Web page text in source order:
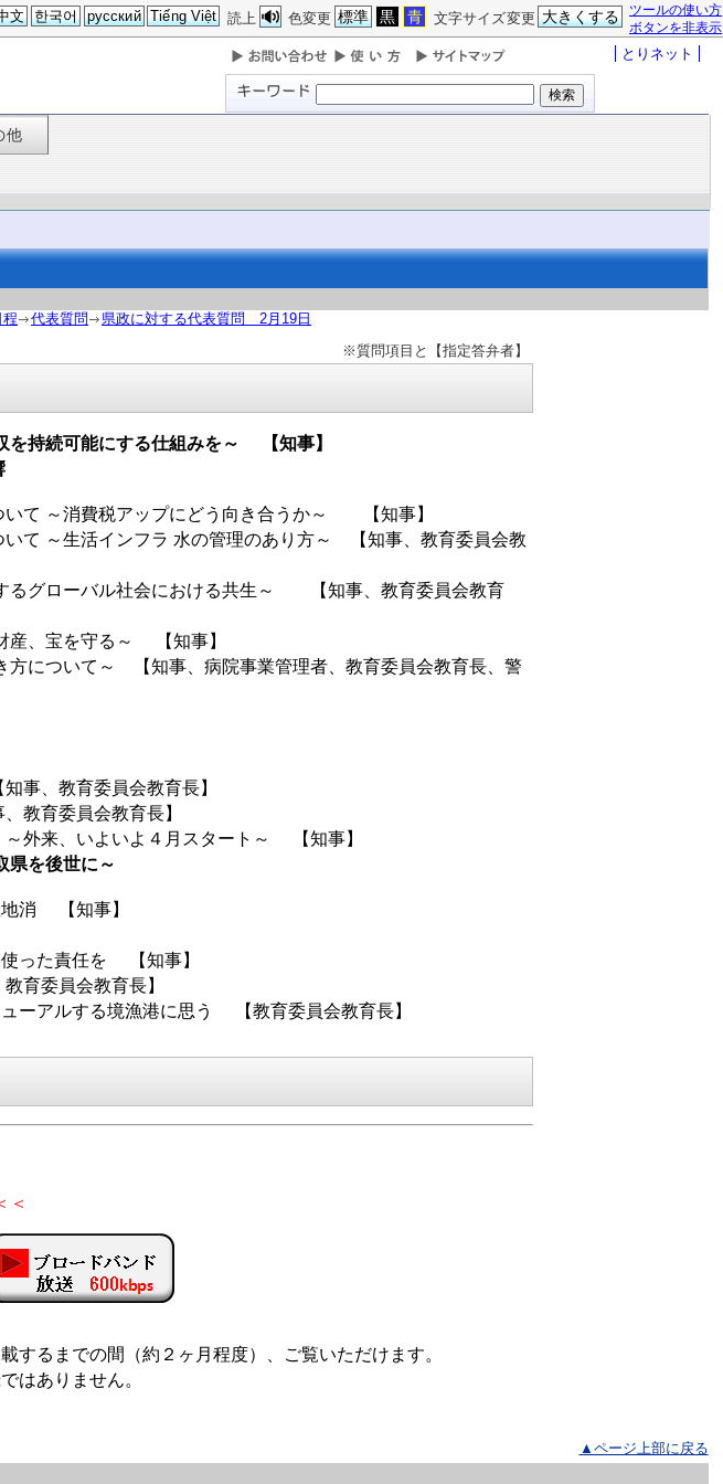
ツールの使い方
ボタンを非表示
文字サイズ変更 大きくする
色変更 標準 黒 青
読上
文 한국어 русский Tiếng Việt
とりネット
他
代表質問 県政に対する代表質問 2月19日
※質問項目と【指定答弁者】
を持続可能にする仕組みを～ 【知事】
て ～消費税アップにどう向き合うか～ 【知事】
て ～生活インフラ 水の管理のあり方～ 【知事、教育委員会教
るグローバル社会における共生～ 【知事、教育委員会教育
産、宝を守る～ 【知事】
について～ 【知事、病院事業管理者、教育委員会教育長、警
、教育委員会教育長】
育委員会教育長】
外来、いよいよ４月スタート～ 【知事】
県を後世に～
消 【知事】
った責任を 【知事】
委員会教育長】
アルする境漁港に思う 【教育委員会教育長】
＜
するまでの間（約２ヶ月程度）、ご覧いただけます。
はありません。
▲ページ上部に戻る